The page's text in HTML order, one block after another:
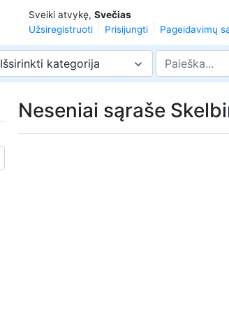
Sveiki atvykę, Svečias
Užsiregistruoti
Prisijungti Pageidavimų
Išsirinkti kategorija
Neseniai sąraše